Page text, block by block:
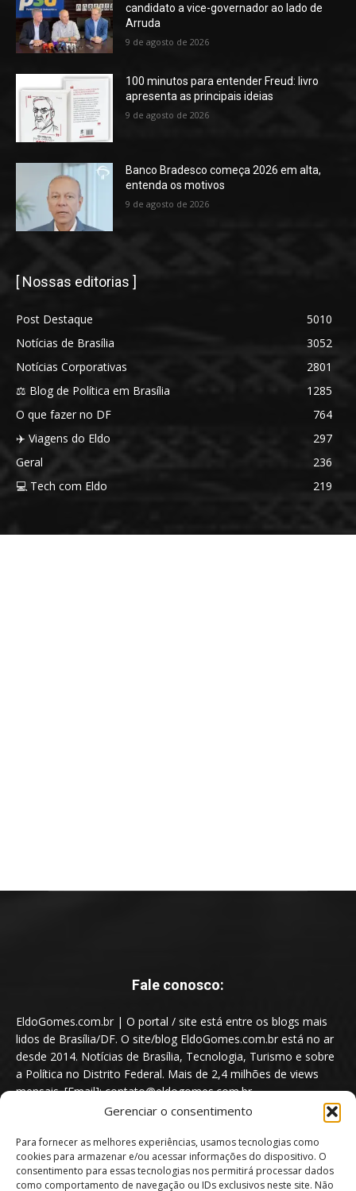
Gerenciar o consentimento
Para fornecer as melhores experiências, usamos tecnologias como
cookies para armazenar e/ou acessar informações do dispositivo. O
consentimento para essas tecnologias nos permitirá processar dados
como comportamento de navegação ou IDs exclusivos neste site. Não
candidato a vice-governador ao lado de
Arruda
9 de agosto de 2026
100 minutos para entender Freud: livro
apresenta as principais ideias
9 de agosto de 2026
Banco Bradesco começa 2026 em alta,
entenda os motivos
9 de agosto de 2026
[ Nossas editorias ]
Post Destaque
5010
Notícias de Brasília
3052
Notícias Corporativas
2801
⚖️ Blog de Política em Brasília
1285
O que fazer no DF
764
✈️ Viagens do Eldo
297
Geral
236
💻 Tech com Eldo
219
Fale conosco:
EldoGomes.com.br | O portal / site está entre os blogs mais
lidos de Brasília/DF. O site/blog EldoGomes.com.br está no ar
desde 2014. Notícias de Brasília, Tecnologia, Turismo e sobre
a Política no Distrito Federal. Mais de 2,4 milhões de views
mensais. [Email]: contato@eldogomes.com.br